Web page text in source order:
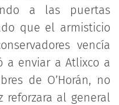
a las puertas
que el armisticio
vencía
a enviar a Atlixco a
de O’Horán, no
reforzara al general